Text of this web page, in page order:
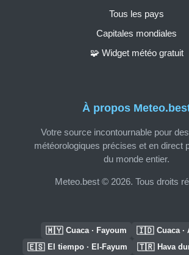
À propos
Votre source incontournable pour
météorologiques précises et en direct
du monde entier.
Meteo.best © 2026. Tous droits
Tous les pays
Capitales mondiales
🧩 Widget météo gratuit
🇲🇾 Cuaca · Fayoum 🇮🇩 Cuaca ·
🇪🇸 El tiempo · El-Fayum 🇹🇷 Hava